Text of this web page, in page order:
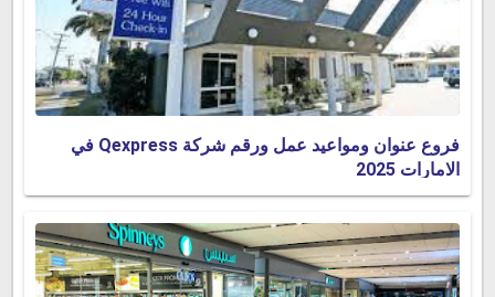
فروع عنوان ومواعيد عمل ورقم شركة Qexpress في
الامارات 2025